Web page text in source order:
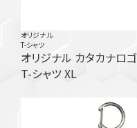
オリジナル
T-シャツ
オリジナル カタカナロゴ
T-シャツ XL